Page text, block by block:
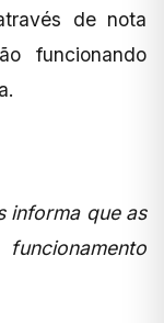
de nota
funcionando
informa que as